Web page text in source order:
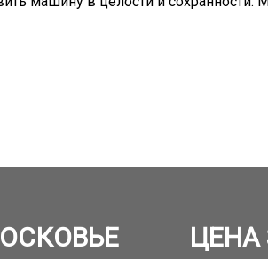
ЦЕНА